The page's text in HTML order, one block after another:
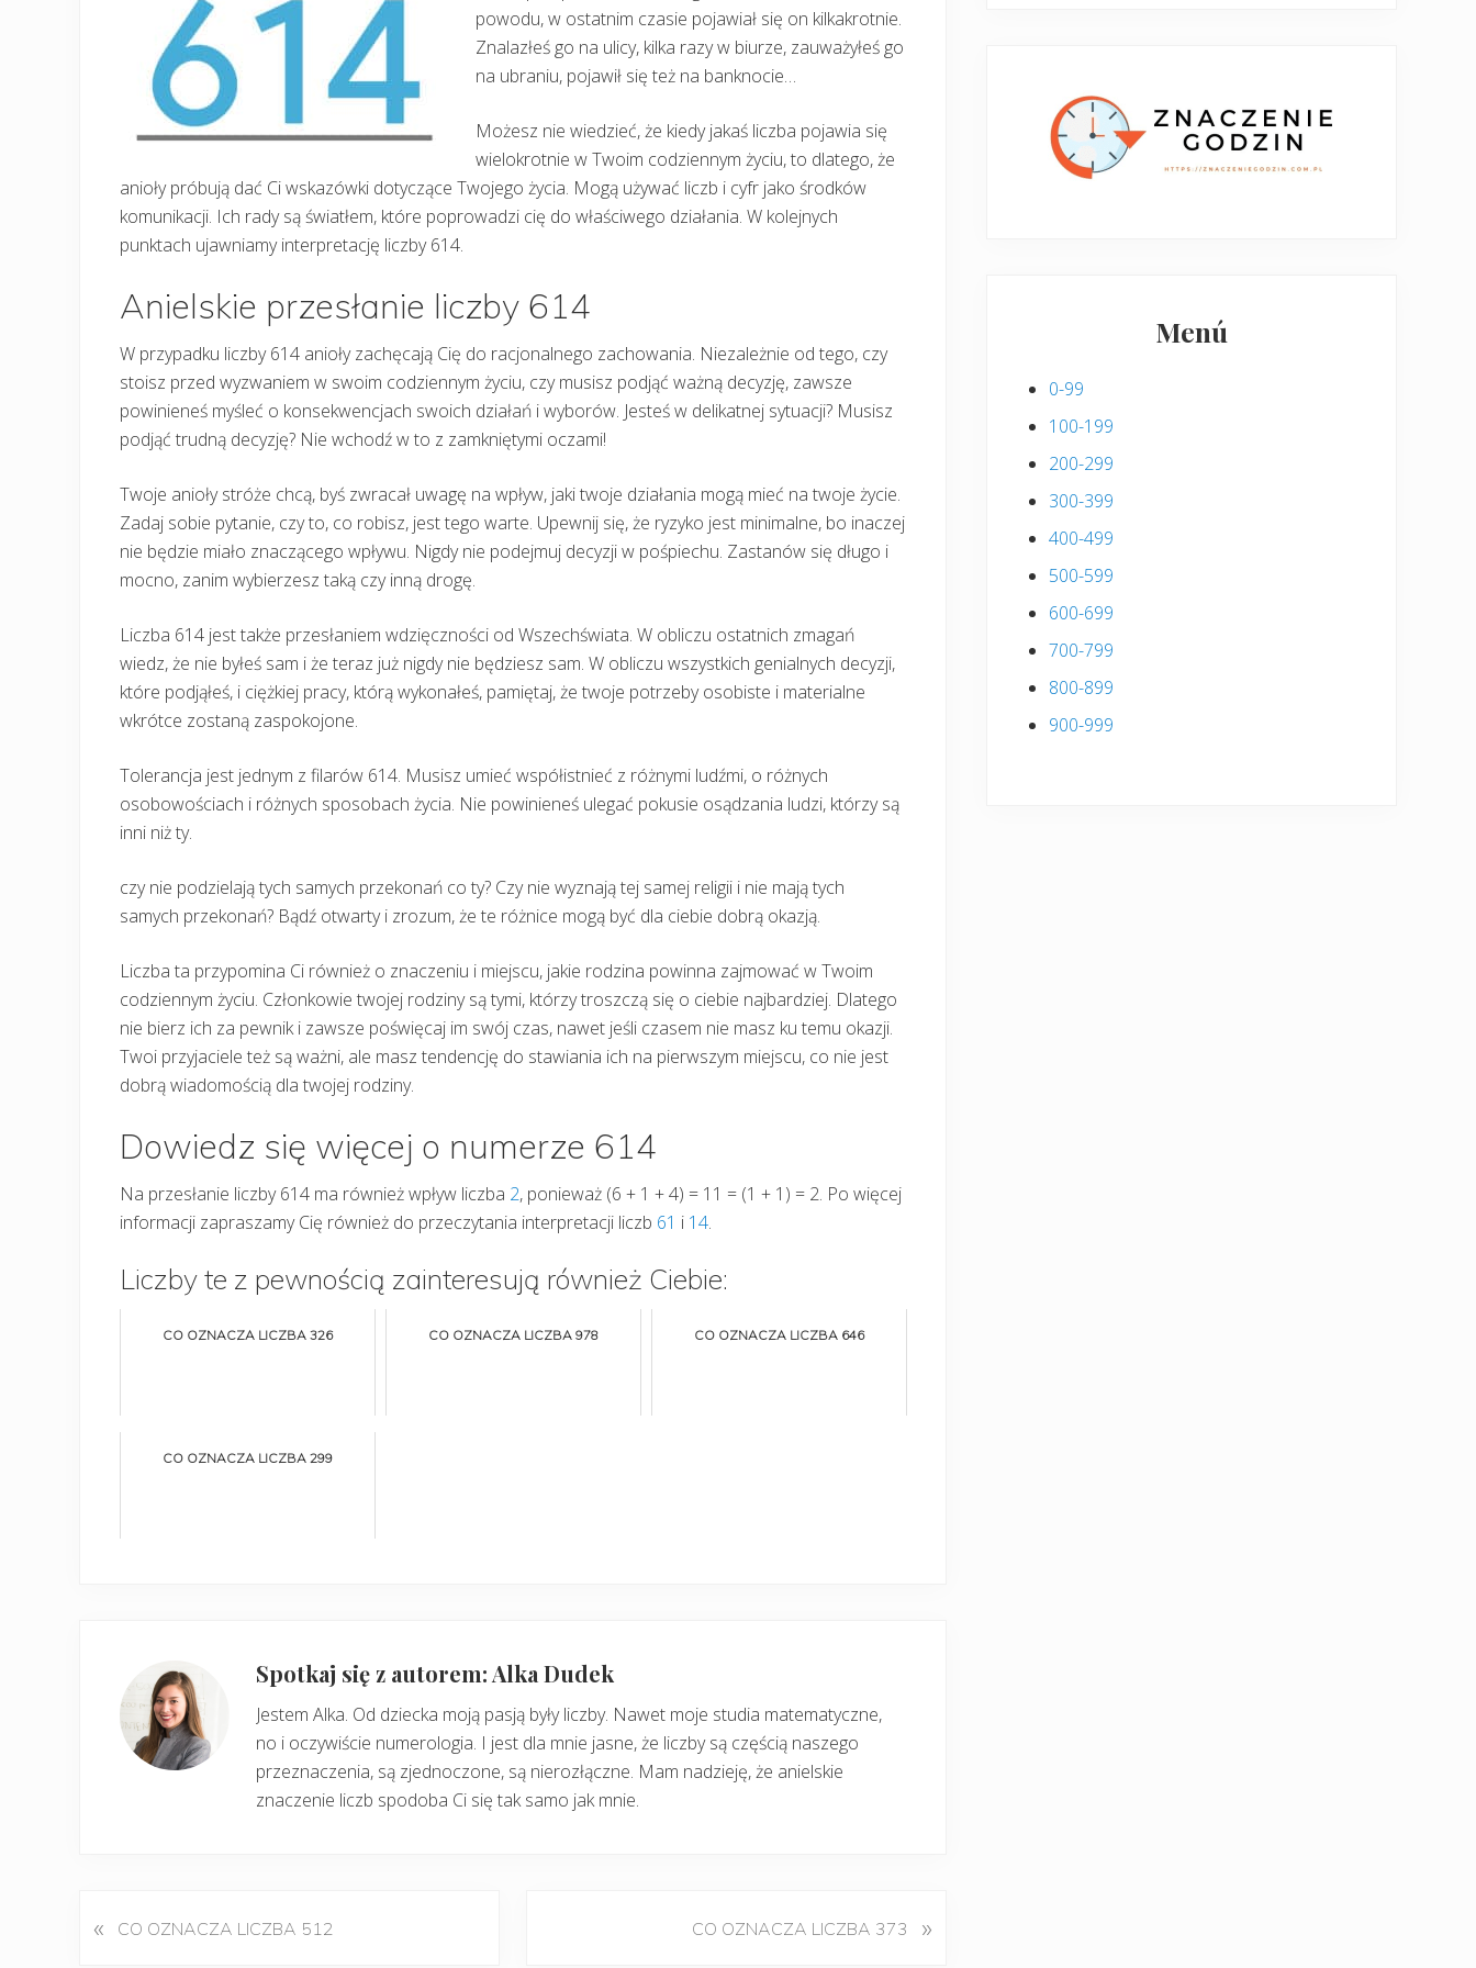
powodu, w ostatnim czasie pojawiał się on kilkakrotnie.
Znalazłeś go na ulicy, kilka razy w biurze, zauważyłeś go
na ubraniu, pojawił się też na banknocie…
Możesz nie wiedzieć, że kiedy jakaś liczba pojawia się
wielokrotnie w Twoim codziennym życiu, to dlatego, że
anioły próbują dać Ci wskazówki dotyczące Twojego życia. Mogą używać liczb i cyfr jako środków
komunikacji. Ich rady są światłem, które poprowadzi cię do właściwego działania. W kolejnych
punktach ujawniamy interpretację liczby 614.
Anielskie przesłanie liczby 614
W przypadku liczby 614 anioły zachęcają Cię do racjonalnego zachowania. Niezależnie od tego, czy
stoisz przed wyzwaniem w swoim codziennym życiu, czy musisz podjąć ważną decyzję, zawsze
powinieneś myśleć o konsekwencjach swoich działań i wyborów. Jesteś w delikatnej sytuacji? Musisz
podjąć trudną decyzję? Nie wchodź w to z zamkniętymi oczami!
Twoje anioły stróże chcą, byś zwracał uwagę na wpływ, jaki twoje działania mogą mieć na twoje życie.
Zadaj sobie pytanie, czy to, co robisz, jest tego warte. Upewnij się, że ryzyko jest minimalne, bo inaczej
nie będzie miało znaczącego wpływu. Nigdy nie podejmuj decyzji w pośpiechu. Zastanów się długo i
mocno, zanim wybierzesz taką czy inną drogę.
Liczba 614 jest także przesłaniem wdzięczności od Wszechświata. W obliczu ostatnich zmagań
wiedz, że nie byłeś sam i że teraz już nigdy nie będziesz sam. W obliczu wszystkich genialnych decyzji,
które podjąłeś, i ciężkiej pracy, którą wykonałeś, pamiętaj, że twoje potrzeby osobiste i materialne
wkrótce zostaną zaspokojone.
Tolerancja jest jednym z filarów 614. Musisz umieć współistnieć z różnymi ludźmi, o różnych
osobowościach i różnych sposobach życia. Nie powinieneś ulegać pokusie osądzania ludzi, którzy są
inni niż ty.
czy nie podzielają tych samych przekonań co ty? Czy nie wyznają tej samej religii i nie mają tych
samych przekonań? Bądź otwarty i zrozum, że te różnice mogą być dla ciebie dobrą okazją.
Liczba ta przypomina Ci również o znaczeniu i miejscu, jakie rodzina powinna zajmować w Twoim
codziennym życiu. Członkowie twojej rodziny są tymi, którzy troszczą się o ciebie najbardziej. Dlatego
nie bierz ich za pewnik i zawsze poświęcaj im swój czas, nawet jeśli czasem nie masz ku temu okazji.
Twoi przyjaciele też są ważni, ale masz tendencję do stawiania ich na pierwszym miejscu, co nie jest
dobrą wiadomością dla twojej rodziny.
Dowiedz się więcej o numerze 614
Na przesłanie liczby 614 ma również wpływ liczba 2, ponieważ (6 + 1 + 4) = 11 = (1 + 1) = 2. Po więcej
informacji zapraszamy Cię również do przeczytania interpretacji liczb 61 i 14.
Liczby te z pewnością zainteresują również Ciebie:
CO OZNACZA LICZBA 326 CO OZNACZA LICZBA 978 CO OZNACZA LICZBA 646
CO OZNACZA LICZBA 299
Spotkaj się z autorem: Alka Dudek
Jestem Alka. Od dziecka moją pasją były liczby. Nawet moje studia matematyczne,
no i oczywiście numerologia. I jest dla mnie jasne, że liczby są częścią naszego
przeznaczenia, są zjednoczone, są nierozłączne. Mam nadzieję, że anielskie
znaczenie liczb spodoba Ci się tak samo jak mnie.
P
« CO OZNACZA LICZBA 512 CO OZNACZA LICZBA 373 »
Menú
0-99
100-199
200-299
300-399
400-499
500-599
600-699
700-799
800-899
900-999